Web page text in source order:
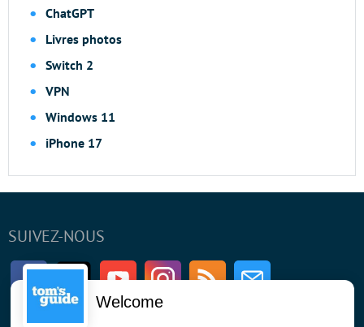
ChatGPT
Livres photos
Switch 2
VPN
Windows 11
iPhone 17
SUIVEZ-NOUS
FacebookTwitter Youtube InstagramRSS Newsletter
Welcome